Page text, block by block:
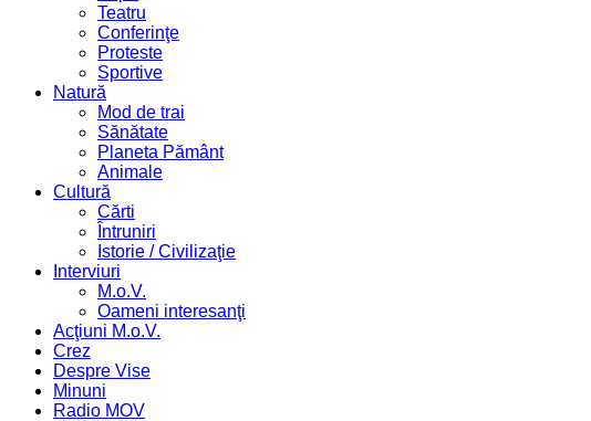
Teatru
Conferinţe
Proteste
Sportive
Natură
Mod de trai
Sănătate
Planeta Pământ
Animale
Cultură
Cărti
Întruniri
Istorie / Civilizaţie
Interviuri
M.o.V.
Oameni interesanţi
Acţiuni M.o.V.
Crez
Despre Vise
Minuni
Radio MOV